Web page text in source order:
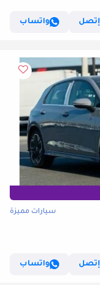
إتصل
واتساب
سيارات مميزة
إتصل
واتساب